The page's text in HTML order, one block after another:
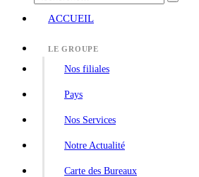
ACCUEIL
LE GROUPE
Nos filiales
Pays
Nos Services
Notre Actualité
Carte des Bureaux